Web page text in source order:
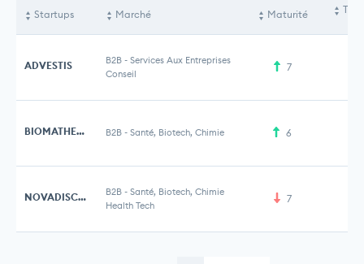
Startups Marché Maturité
ADVESTIS B2B - Services Aux Entreprises
Conseil
7
BIOMATHEMATICA B2B - Santé, Biotech, Chimie 6
NOVADISCOVERY B2B - Santé, Biotech, Chimie
Health Tech
7